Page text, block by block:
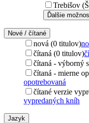
Trebišov
Ďalšie
Nové / čítané
nová (0 titulov)
čítaná (0 titulov)
čítaná - výborný
čítaná - mierne
opotrebovaná
čítané verzie
vypredaných kníh
Jazyk